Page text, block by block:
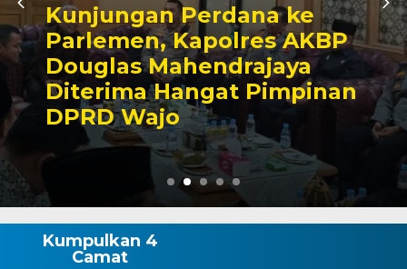
Awali Tugas sebagai
Kabagbinkar, AKBP Fantry
Taherong Tekankan
Kebersihan dan Disiplin
Demi Kepuasan Publik
Kumpulkan 4
Camat